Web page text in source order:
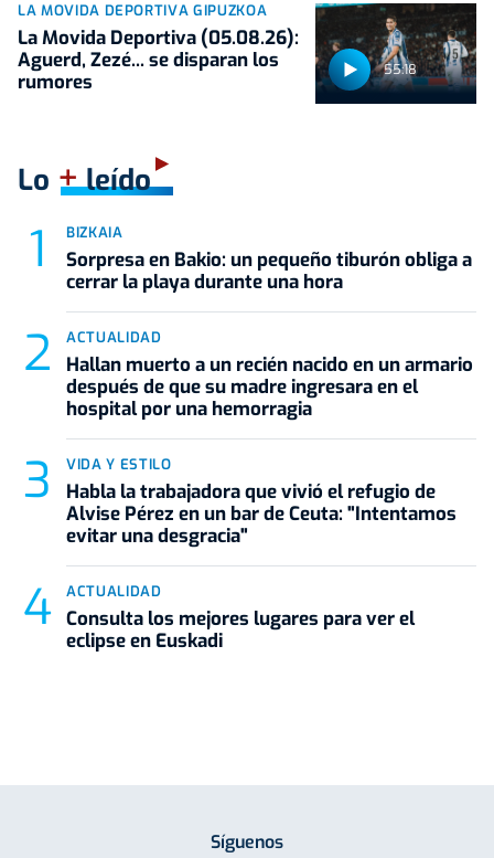
55:18
LA MOVIDA DEPORTIVA GIPUZKOA
La Movida Deportiva (05.08.26):
Aguerd, Zezé... se disparan los
rumores
Lo +leído
BIZKAIA
Sorpresa en Bakio: un pequeño tiburón obliga a
cerrar la playa durante una hora
ACTUALIDAD
Hallan muerto a un recién nacido en un armario
después de que su madre ingresara en el
hospital por una hemorragia
VIDA Y ESTILO
Habla la trabajadora que vivió el refugio de
Alvise Pérez en un bar de Ceuta: "Intentamos
evitar una desgracia"
ACTUALIDAD
Consulta los mejores lugares para ver el
eclipse en Euskadi
Síguenos